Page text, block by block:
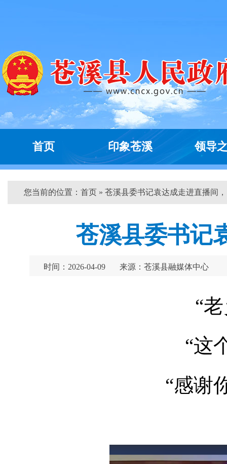
首页 印象苍溪 领导
您当前的位置： 首页 » 苍溪县委书记袁达成走进直播间
苍溪县委书记
时间：2026-04-09 来源：苍溪县融媒体中心
“
“这
“感谢